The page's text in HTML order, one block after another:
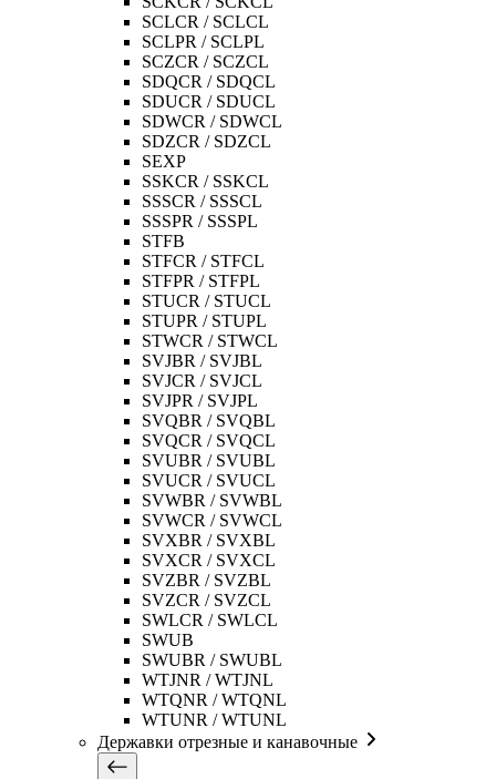
SCLCR / SCLCL
SCLPR / SCLPL
SCZCR / SCZCL
SDQCR / SDQCL
SDUCR / SDUCL
SDWCR / SDWCL
SDZCR / SDZCL
SEXP
SSKCR / SSKCL
SSSCR / SSSCL
SSSPR / SSSPL
STFB
STFCR / STFCL
STFPR / STFPL
STUCR / STUCL
STUPR / STUPL
STWCR / STWCL
SVJBR / SVJBL
SVJCR / SVJCL
SVJPR / SVJPL
SVQBR / SVQBL
SVQCR / SVQCL
SVUBR / SVUBL
SVUCR / SVUCL
SVWBR / SVWBL
SVWCR / SVWCL
SVXBR / SVXBL
SVXCR / SVXCL
SVZBR / SVZBL
SVZCR / SVZCL
SWLCR / SWLCL
SWUB
SWUBR / SWUBL
WTJNR / WTJNL
WTQNR / WTQNL
WTUNR / WTUNL
Державки отрезные и канавочные